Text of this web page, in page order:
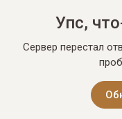
Упс,
Сервер перестал